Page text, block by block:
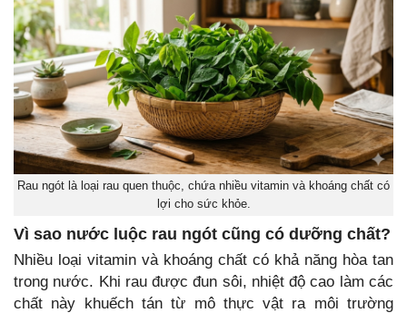
Rau ngót là loại rau quen thuộc, chứa nhiều vitamin và khoáng chất có
lợi cho sức khỏe.
Vì sao nước luộc rau ngót cũng có dưỡng chất?
Nhiều loại vitamin và khoáng chất có khả năng hòa tan
trong nước. Khi rau được đun sôi, nhiệt độ cao làm các
chất này khuếch tán từ mô thực vật ra môi trường